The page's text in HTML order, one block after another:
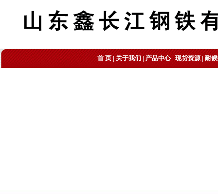
首 页|关于我们|产品中心|现货资源|耐